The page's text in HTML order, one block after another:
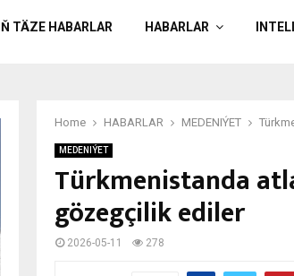
IŇ TÄZE HABARLAR HABARLAR
Home HABARLAR MEDENIÝET
MEDENIÝET
Türkmenistanda
gözegçilik ediler
2026-05-11 278